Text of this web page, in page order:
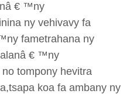
€ ™ny
ny vehivavy fa
fametrahana ny
€ ™ny
tompony hevitra
koa fa ambany ny